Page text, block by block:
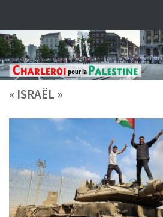
« ISRAËL »